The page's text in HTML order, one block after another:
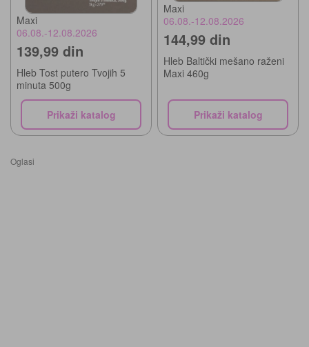
Maxi
06.08.-12.08.2026
139,99 din
Hleb Tost putero Tvojih 5
minuta 500g
Prikaži katalog
Maxi
06.08.-12.08.2026
144,99 din
Hleb Baltički mešano raženi
Maxi 460g
Prikaži katalog
Oglasi